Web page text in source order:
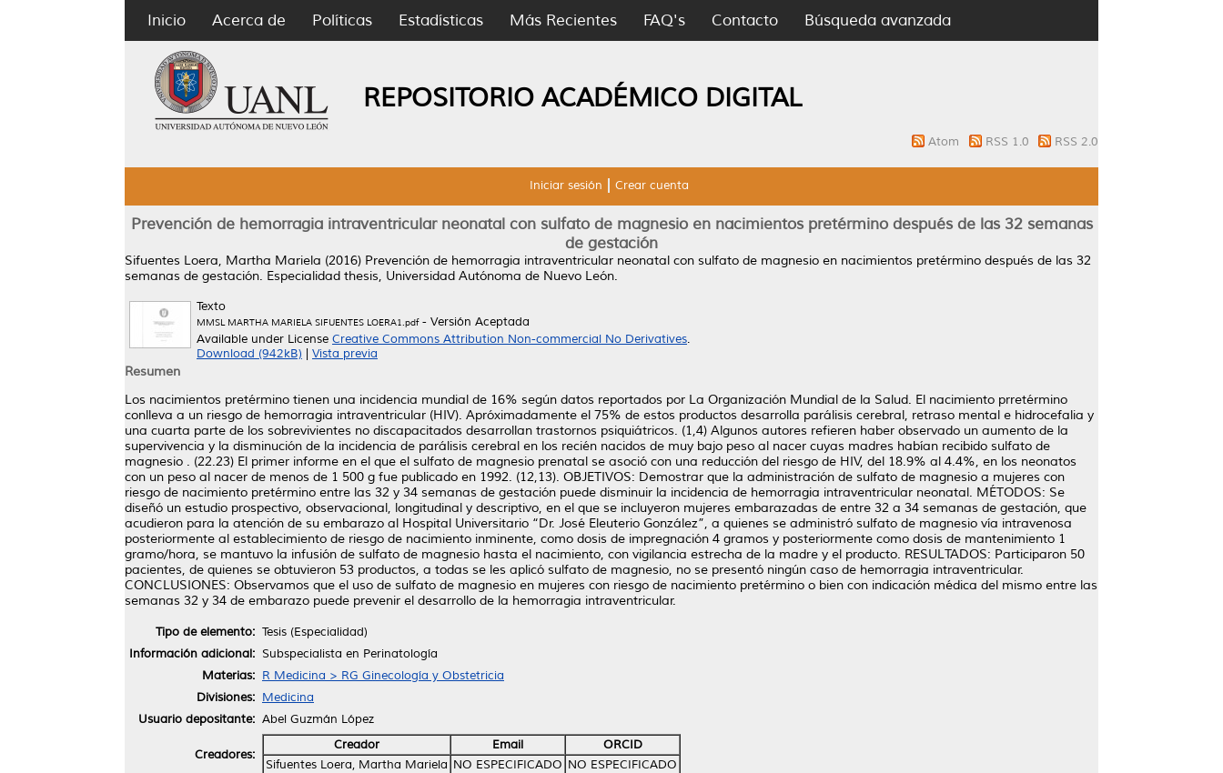
Inicio Acerca de Políticas Estadísticas Más Recientes FAQ's Contacto Búsqueda avanzada
REPOSITORIO ACADÉMICO DIGITAL
Atom RSS 1.0 RSS 2.0
Iniciar sesión Crear cuenta
Prevención de hemorragia intraventricular neonatal con sulfato de magnesio en nacimientos pretérmino después de las 32 semanas
de gestación
Sifuentes Loera, Martha Mariela (2016) Prevención de hemorragia intraventricular neonatal con sulfato de magnesio en nacimientos pretérmino después de las 32
semanas de gestación. Especialidad thesis, Universidad Autónoma de Nuevo León.
Texto
MMSL MARTHA MARIELA SIFUENTES LOERA1.pdf- Versión Aceptada
Available under License Creative Commons Attribution Non-commercial No Derivatives.
Download (942kB)
Vista previa
Resumen
Los nacimientos pretérmino tienen una incidencia mundial de 16% según datos reportados por La Organización Mundial de la Salud. El nacimiento prretérmino
conlleva a un riesgo de hemorragia intraventricular (HIV). Apróximadamente el 75% de estos productos desarrolla parálisis cerebral, retraso mental e hidrocefalia y
una cuarta parte de los sobrevivientes no discapacitados desarrollan trastornos psiquiátricos. (1,4) Algunos autores refieren haber observado un aumento de la
supervivencia y la disminución de la incidencia de parálisis cerebral en los recién nacidos de muy bajo peso al nacer cuyas madres habían recibido sulfato de
magnesio . (22.23) El primer informe en el que el sulfato de magnesio prenatal se asoció con una reducción del riesgo de HIV, del 18.9% al 4.4%, en los neonatos
con un peso al nacer de menos de 1 500 g fue publicado en 1992. (12,13). OBJETIVOS: Demostrar que la administración de sulfato de magnesio a mujeres con
riesgo de nacimiento pretérmino entre las 32 y 34 semanas de gestación puede disminuir la incidencia de hemorragia intraventricular neonatal. MÉTODOS: Se
diseñó un estudio prospectivo, observacional, longitudinal y descriptivo, en el que se incluyeron mujeres embarazadas de entre 32 a 34 semanas de gestación, que
acudieron para la atención de su embarazo al Hospital Universitario “Dr. José Eleuterio González”, a quienes se administró sulfato de magnesio vía intravenosa
posteriormente al establecimiento de riesgo de nacimiento inminente, como dosis de impregnación 4 gramos y posteriormente como dosis de mantenimiento 1
gramo/hora, se mantuvo la infusión de sulfato de magnesio hasta el nacimiento, con vigilancia estrecha de la madre y el producto. RESULTADOS: Participaron 50
pacientes, de quienes se obtuvieron 53 productos, a todas se les aplicó sulfato de magnesio, no se presentó ningún caso de hemorragia intraventricular.
CONCLUSIONES: Observamos que el uso de sulfato de magnesio en mujeres con riesgo de nacimiento pretérmino o bien con indicación médica del mismo entre las
semanas 32 y 34 de embarazo puede prevenir el desarrollo de la hemorragia intraventricular.
Tipo de elemento: Tesis (Especialidad)
Información adicional: Subspecialista en Perinatología
Materias: R Medicina > RG Ginecología y Obstetricia
Divisiones: Medicina
Usuario depositante: Abel Guzmán López
Creadores:
Creador Email
ORCID
Sifuentes Loera, Martha Mariela NO ESPECIFICADO NO ESPECIFICADO